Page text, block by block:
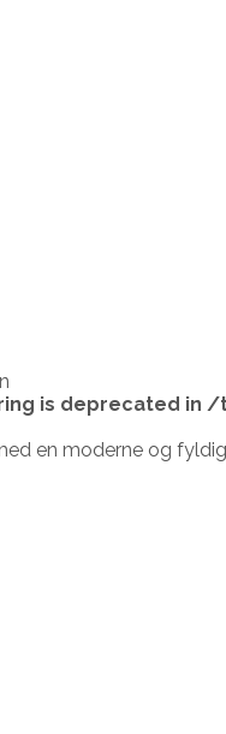
is deprecated in /
en moderne og